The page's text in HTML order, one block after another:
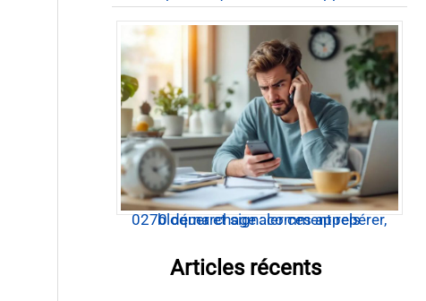
0270 démarchage : comment repérer, bloquer et signaler ces appels
Articles récents